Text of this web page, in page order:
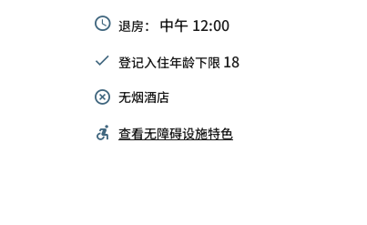
退房： 中午 12:00
登记入住年龄下限 18
无烟酒店
查看无障碍设施特色